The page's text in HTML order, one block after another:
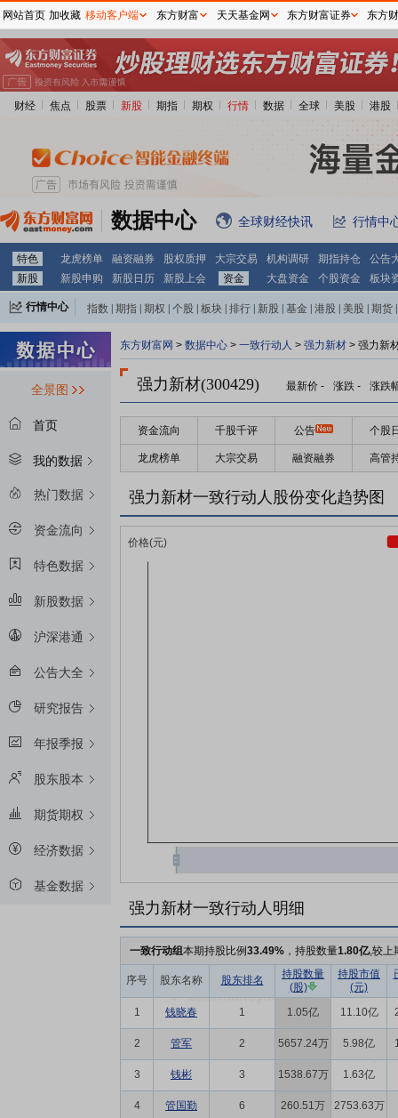
财经 焦点 股票 新股 期指 期权 行情 数据 全球 美股 港股
数据中心 全球财经快讯 行情中
特色 龙虎榜单 融资融券 股权质押 大宗交易 机构调研 期指持仓
公告
新股
新股申购 新股日历 新股上会 资金 大盘资金 个股资金 板块
行情中心 指数 期指 期权 个股 板块 排行 新股 基金 港股 美股 期货
全景图
首页
我的数据
热门数据
资金流向
特色数据
新股数据
沪深港通
公告大全
研究报告
年报季报
股东股本
期货期权
经济数据
基金数据
东方财富网 > 数据中心 > 一致行动人 > 强力新材 > 强力新
强力新材(300429) 最新价 - 涨跌 - 涨跌
资金流向 千股千评 公告 个股
龙虎榜单 大宗交易 融资融券 高管
强力新材一致行动人股份变化趋势图
强力新材一致行动人明细
一致行动组本期持股比例33.49% ，持股数量1.80亿,较上
序号 股东名称 股东排名
持股数量
(股)
持股市值
(元)
1 钱晓春 1 1.05亿 11.10亿
2 管军 2 5657.24万 5.98亿
3 钱彬 3 1538.67万 1.63亿
4 管国勤 6 260.51万 2753.63万
网站首页 加收藏 移动客户端 东方财富 天天基金网 东方财富证券 东方